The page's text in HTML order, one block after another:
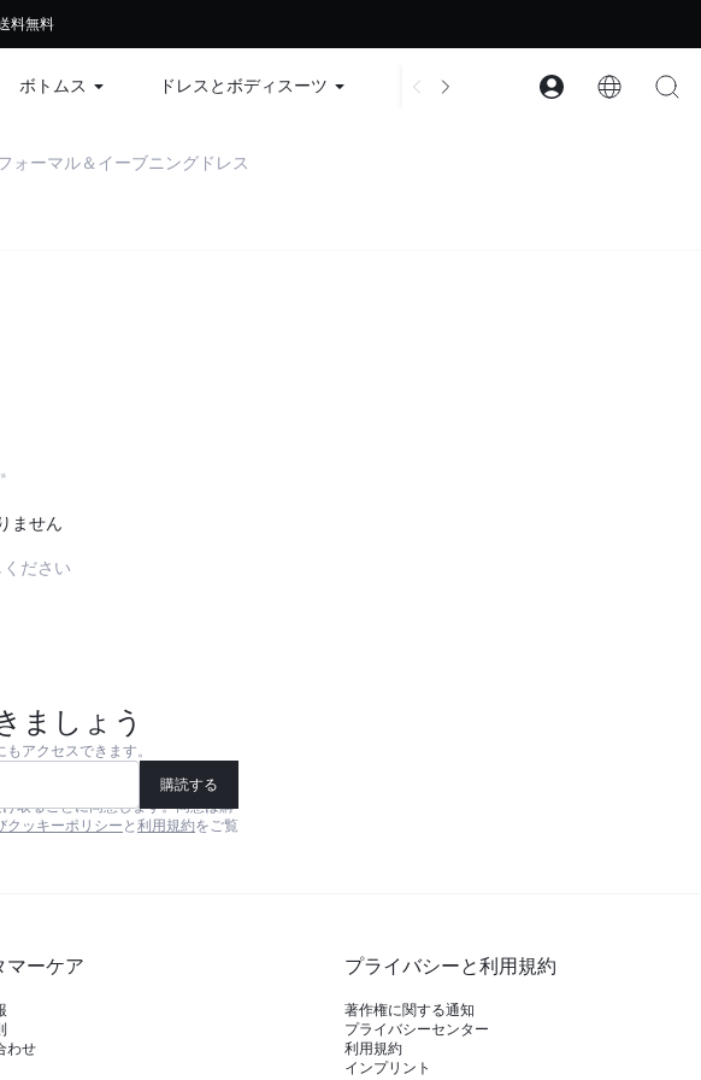
以上で15%オフ | コード：GLOWNEW
料無料
ボトムス ドレスとボディスーツ アクセサリー コレクション
ォーマル＆イーブニングドレス
ません
ださい
ましょう
アクセスできます。
購読する
取ることに同意します。同意は購
クッキーポリシー と 利用規約をご覧
マーケア
わせ
プライバシーと利用規約
著作権に関する通知
プライバシーセンター
利用規約
インプリント